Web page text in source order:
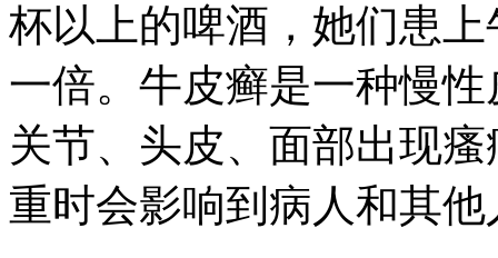
杯以上的啤酒，她们患
一倍。牛皮癣是一种慢
关节、头皮、面部出现
重时会影响到病人和其